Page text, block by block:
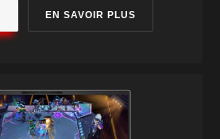
EN SAVOIR PLUS